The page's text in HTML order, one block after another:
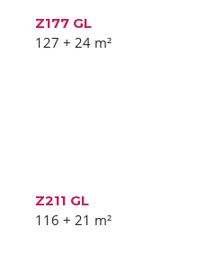
Z177 GL
127 + 24 m²
Z211 GL
116 + 21 m²